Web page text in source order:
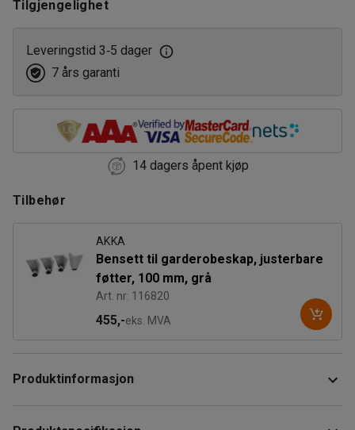
8
Tilgjengelighet
Leveringstid 3‑5 dager
7 års garanti
14 dagers åpent kjøp
Tilbehør
AKKA
Bensett til garderobeskap, justerbare
føtter, 100 mm, grå
Art. nr: 116820
455,-eks. MVA
Produktinformasjon